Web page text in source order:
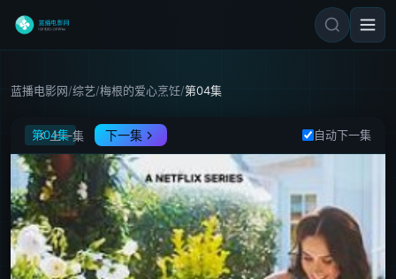
蓝播电影网/综艺/梅根的爱心烹饪/第04集
梅根的爱心烹饪
第04集
上一集 下一集 自动下一集